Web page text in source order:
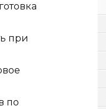
при
по